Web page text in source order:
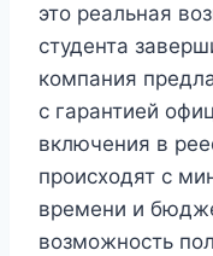
это реальная
студента
компания
с гарантией
включения в
происходят с
времени и
возможность